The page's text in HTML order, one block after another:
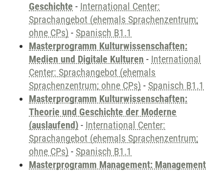
Geschichte - International Center:
Sprachangebot (ehemals Sprachenzentrum;
ohne CPs) - Spanisch B1.1
Masterprogramm Kulturwissenschaften:
Medien und Digitale Kulturen - International
Center: Sprachangebot (ehemals
Sprachenzentrum; ohne CPs) - Spanisch B1.1
Masterprogramm Kulturwissenschaften:
Theorie und Geschichte der Moderne
(auslaufend) - International Center:
Sprachangebot (ehemals Sprachenzentrum;
ohne CPs) - Spanisch B1.1
Masterprogramm Management: Management